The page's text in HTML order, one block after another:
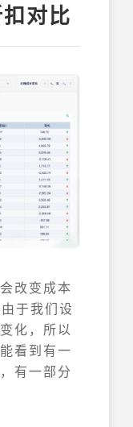
对比
改变成本
于我们设
化，所以
看到有一
有一部分